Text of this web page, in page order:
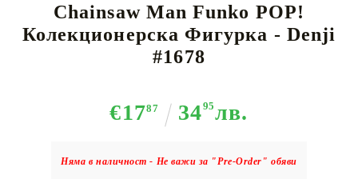
Chainsaw Man Funko POP!
Колекционерска Фигурка - Denji
#1678
€1787 3495лв.
Няма в наличност - Не важи за "Pre-Order" обяви